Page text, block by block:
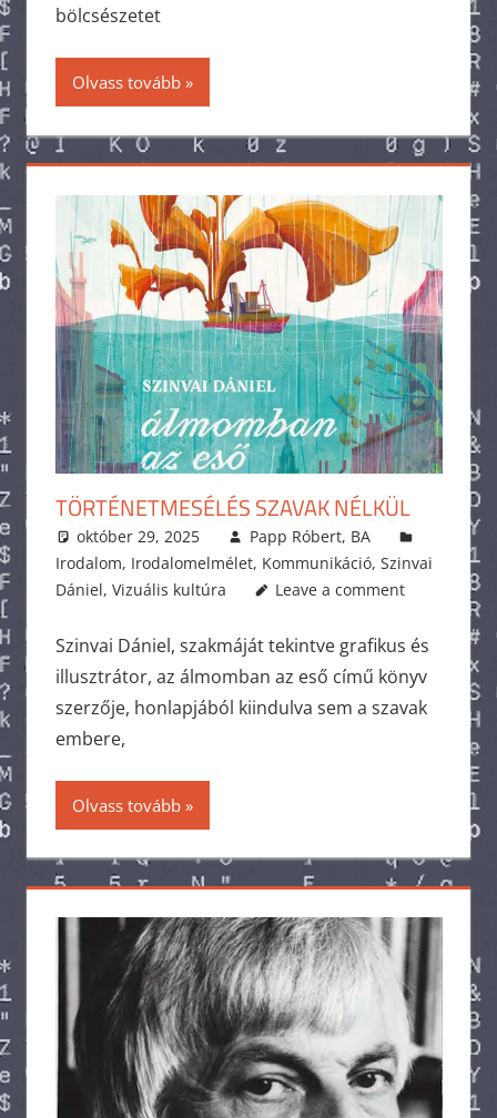
bölcsészetet
Olvass tovább
TÖRTÉNETMESÉLÉS SZAVAK NÉLKÜL
október 29, 2025
Papp Róbert, BA
Irodalom, Irodalomelmélet, Kommunikáció, Szinvai
Dániel, Vizuális kultúra Leave a comment
Szinvai Dániel, szakmáját tekintve grafikus és
illusztrátor, az álmomban az eső című könyv
szerzője, honlapjából kiindulva sem a szavak
embere,
Olvass tovább